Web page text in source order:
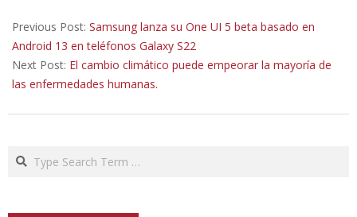
08-
08
Previous Post: Samsung lanza su One UI 5 beta basado en
Android 13 en teléfonos Galaxy S22
Next Post: El cambio climático puede empeorar la mayoría de
las enfermedades humanas.
Search